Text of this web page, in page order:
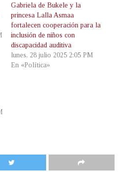
Gabriela de Bukele y la
princesa Lalla Asmaa
fortalecen cooperación para la
inclusión de niños con
discapacidad auditiva
lunes, 28 julio 2025 2:05 PM
En «Política»